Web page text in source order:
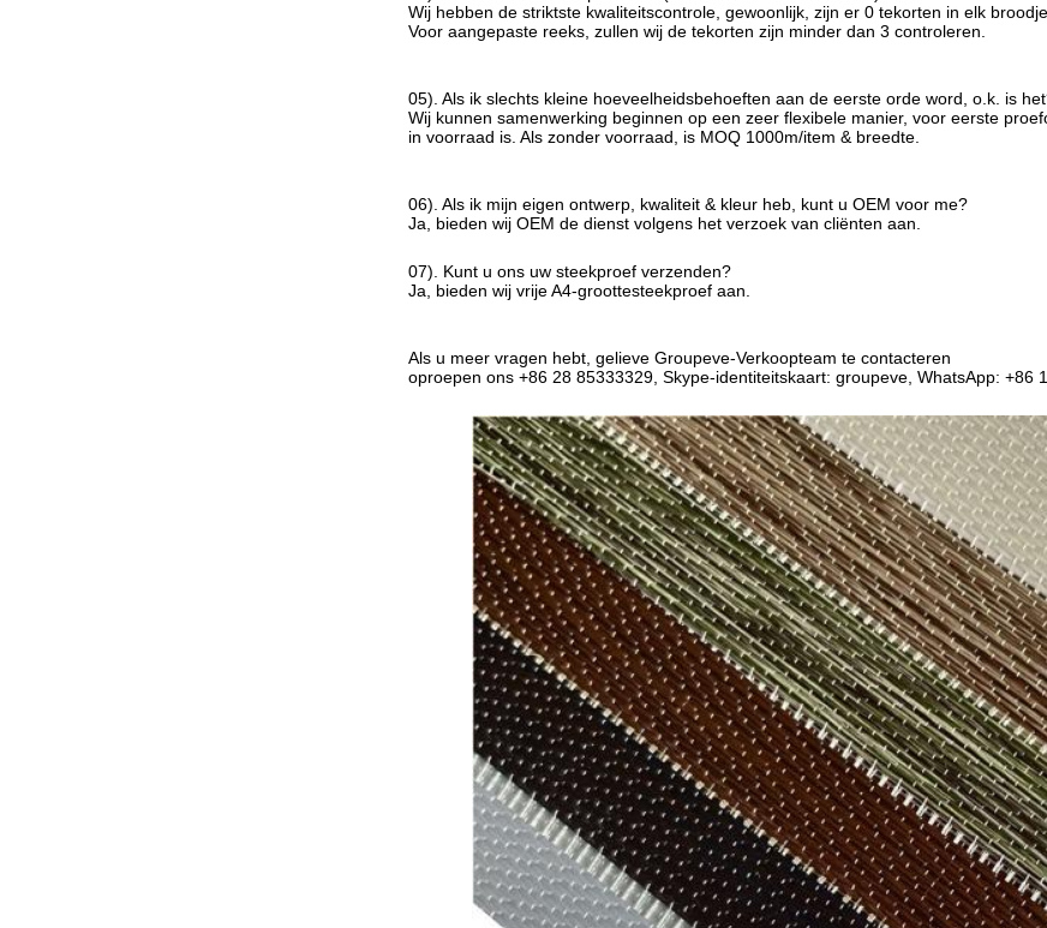
Wij hebben de striktste kwaliteitscontrole, gewoonlijk, zijn er 0 tekorten in elk
Voor aangepaste reeks, zullen wij de tekorten zijn minder dan 3 controleren.
05). Als ik slechts kleine hoeveelheidsbehoeften aan de eerste orde word, o.k. is
Wij kunnen samenwerking beginnen op een zeer flexibele manier, voor eerste
in voorraad is. Als zonder voorraad, is MOQ 1000m/item & breedte.
06). Als ik mijn eigen ontwerp, kwaliteit & kleur heb, kunt u OEM voor me?
Ja, bieden wij OEM de dienst volgens het verzoek van cliënten aan.
07). Kunt u ons uw steekproef verzenden?
Ja, bieden wij vrije A4-groottesteekproef aan.
Als u meer vragen hebt, gelieve Groupeve-Verkoopteam te contacteren
oproepen ons +86 28 85333329, Skype-identiteitskaart: groupeve, WhatsApp: +86